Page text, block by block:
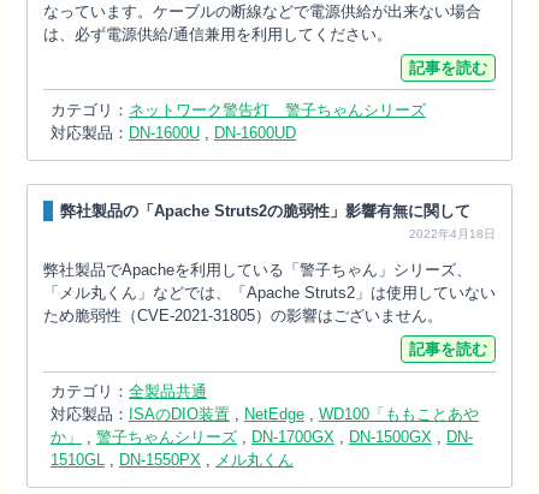
なっています。ケーブルの断線などで電源供給が出来ない場合
は、必ず電源供給/通信兼用を利用してください。
記事を読む
カテゴリ： ネットワーク警告灯 警子ちゃんシリーズ
対応製品： DN-1600U, DN-1600UD
弊社製品の「Apache Struts2の脆弱性」影響有無に関して
2022年4月18日
弊社製品でApacheを利用している「警子ちゃん」シリーズ、
「メル丸くん」などでは、「Apache Struts2」は使用していない
ため脆弱性（CVE-2021-31805）の影響はございません。
記事を読む
カテゴリ： 全製品共通
対応製品： ISAのDIO装置, NetEdge, WD100「ももことあや
か」
, 警子ちゃんシリーズ, DN-1700GX, DN-1500GX, DN-
1510GL, DN-1550PX, メル丸くん